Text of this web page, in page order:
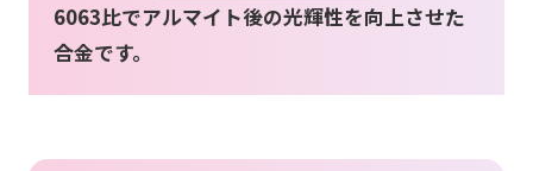
6063比でアルマイト後の光輝性を向上させた
合金です。